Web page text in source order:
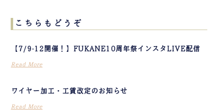
こちらもどうぞ
【7/9-12開催！】FUKANE10周年祭インスタLIVE配信
Read More
ワイヤー加工・工賃改定のお知らせ
Read More